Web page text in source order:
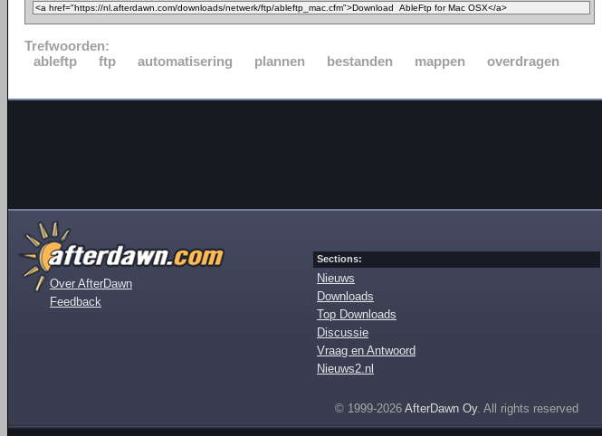
Trefwoorden:
ableftp
ftp automatisering plannen bestanden mappen overdragen
Over AfterDawn
Feedback
Sections:
Nieuws
Downloads
Top Downloads
Discussie
Vraag en Antwoord
Nieuws2.nl
© 1999-2026 AfterDawn Oy. All rights reserved